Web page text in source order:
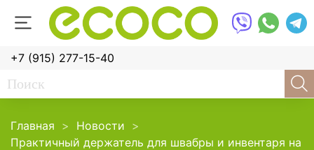
+7 (915) 277-15-40
Главная
Новости
Практичный держатель для швабры и инвентаря на